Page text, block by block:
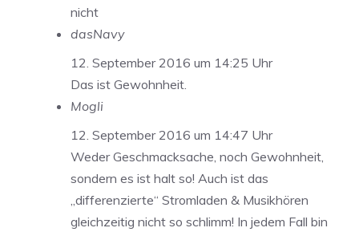
nicht
dasNavy
12. September 2016 um 14:25 Uhr
Das ist Gewohnheit.
Mogli
12. September 2016 um 14:47 Uhr
Weder Geschmacksache, noch Gewohnheit,
sondern es ist halt so! Auch ist das
„differenzierte“ Stromladen & Musikhören
gleichzeitig nicht so schlimm! In jedem Fall bin